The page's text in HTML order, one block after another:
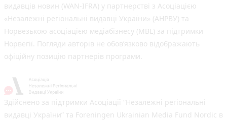
видавців новин (WAN-IFRA) у партнерстві з Асоціацією
«Незалежні регіональні видавці України» (АНРВУ) та
Норвезькою асоціацією медіабізнесу (MBL) за підтримки
Норвегії. Погляди авторів не обов’язково відображають
офіційну позицію партнерів програми.
Здійснено за підтримки Асоціації “Незалежні регіональні
видавці України” та Foreningen Ukrainian Media Fund Nordic в